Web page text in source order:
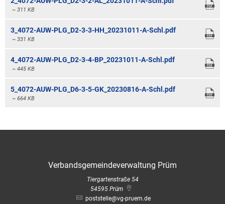
Bauleitplanung /
Jugend
Senioren
Kommunaler
~ 311 KB
3_4072-AUW-PLG_D2-3-3-HH_20231011-A-Schl.pdf
~ 331 KB
4_4072-AUW-PLG_D2-3-4-BP_20231011-A-Schl.pdf
~ 445 KB
5_4072-AUW-PLG_D6-3-5-GK_20230816-A-Schl.pdf
~ 664 KB
Verbandsgemeindeverwaltung Prüm
Tiergartenstraße 54
54595 Prüm
poststelle@vg-pruem.de